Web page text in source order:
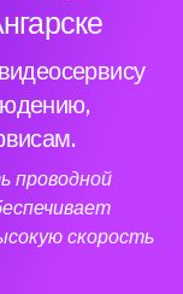
проводной
скорость